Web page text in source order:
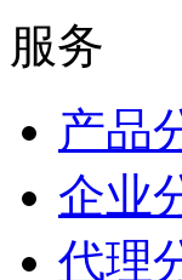
服务
产品
企业
代理